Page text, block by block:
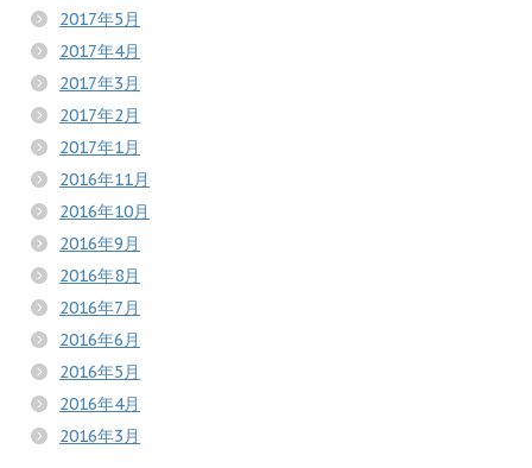
2017年5月
2017年4月
2017年3月
2017年2月
2017年1月
2016年11月
2016年10月
2016年9月
2016年8月
2016年7月
2016年6月
2016年5月
2016年4月
2016年3月